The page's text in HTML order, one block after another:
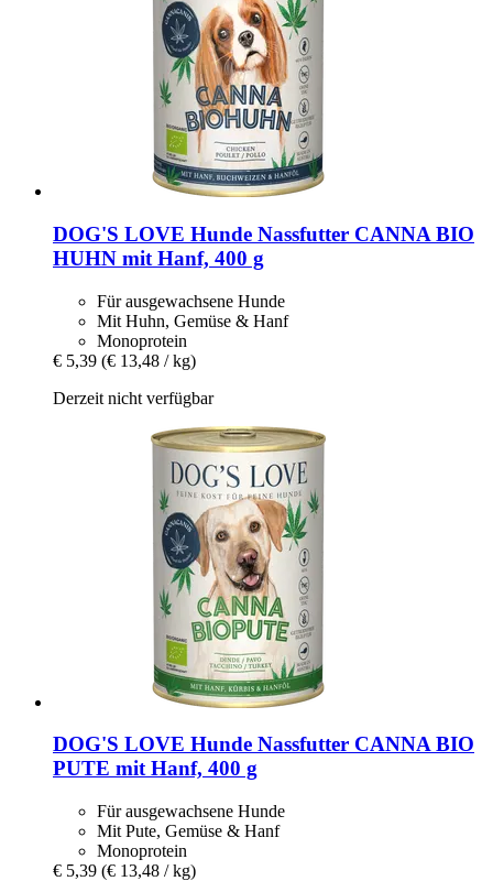
DOG'S LOVE Hunde Nassfutter CANNA BIO
HUHN mit Hanf, 400 g
Für ausgewachsene Hunde
Mit Huhn, Gemüse & Hanf
Monoprotein
€ 5,39 (€ 13,48 / kg)
Derzeit nicht verfügbar
DOG'S LOVE Hunde Nassfutter CANNA BIO
PUTE mit Hanf, 400 g
Für ausgewachsene Hunde
Mit Pute, Gemüse & Hanf
Monoprotein
€ 5,39 (€ 13,48 / kg)